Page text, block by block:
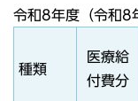
令和8年度（令和8
種類
医療給
付費分